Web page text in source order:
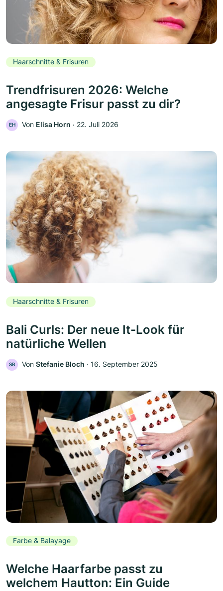
Haarschnitte & Frisuren
Trendfrisuren 2026: Welche
angesagte Frisur passt zu dir?
EH Von Elisa Horn ‧ 22. Juli 2026
Haarschnitte & Frisuren
Bali Curls: Der neue It-Look für
natürliche Wellen
SB Von Stefanie Bloch ‧ 16. September 2025
Farbe & Balayage
Welche Haarfarbe passt zu
welchem Hautton: Ein Guide